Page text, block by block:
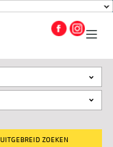
UITGEBREID ZOEKEN